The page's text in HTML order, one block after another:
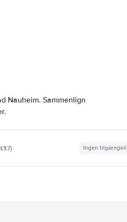
Nauheim. Sammenlign
Ingen